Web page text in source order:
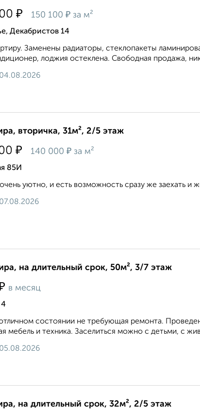
₽ 150 100 ₽ за м²
Декабристов 14
Заменены радиаторы, стеклопакеты
лоджия остеклена. Свободная продажа,
вторичка, 31м², 2/5 этаж
₽ 140 000 ₽ за м²
85И
уютно, и есть возможность сразу же заехать и
на длительный срок, 50м², 3/7 этаж
в месяц
состоянии не требующая ремонта.
мебель и техника. Заселиться можно с детьми, с
на длительный срок, 32м², 2/5 этаж